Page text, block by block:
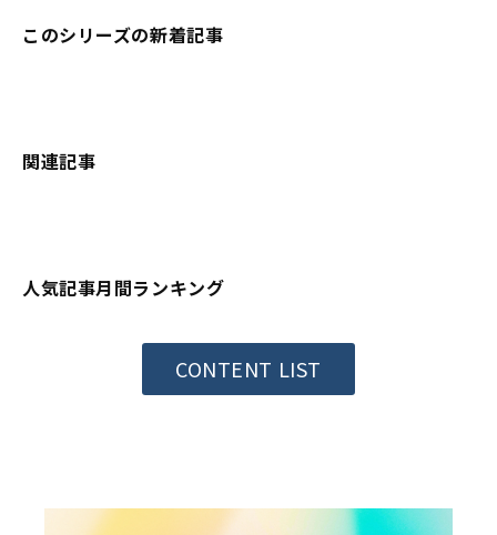
このシリーズの新着記事
関連記事
人気記事月間ランキング
CONTENT LIST